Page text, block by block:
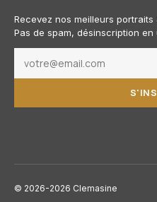
Recevez nos meilleurs
Pas de spam, désinscription en
© 2026-2026 Clemasine